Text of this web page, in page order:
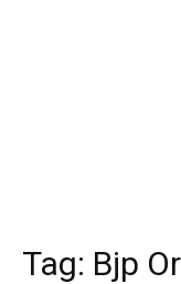
Tag: Bjp